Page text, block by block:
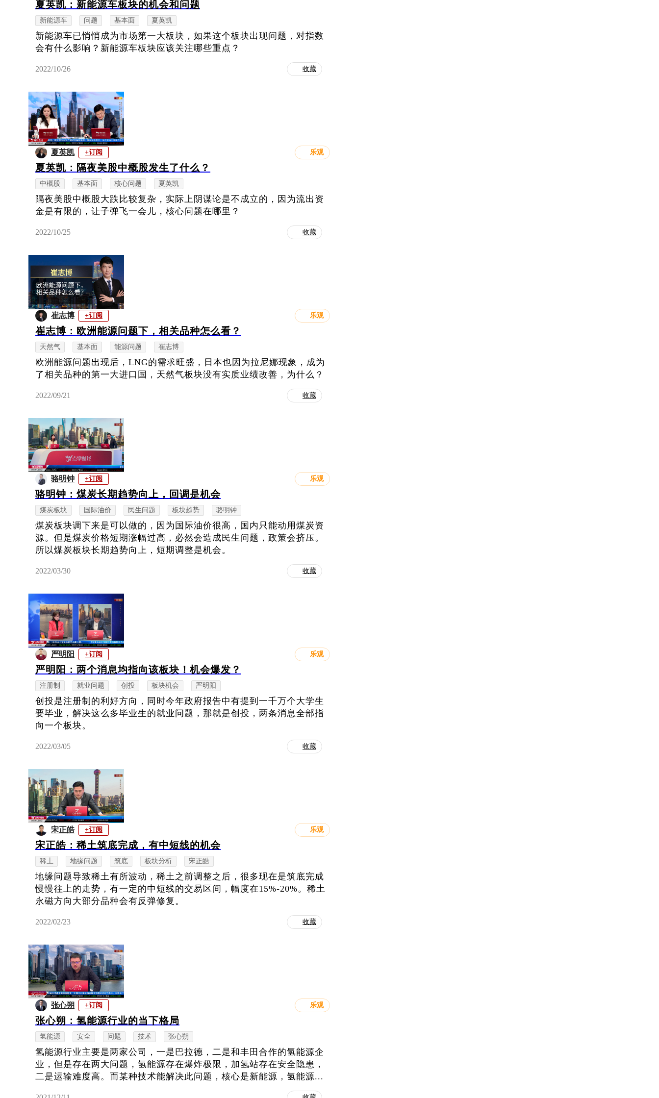
夏英凯：新能源车板块的机会和问题
新能源车 问题 基本面 夏英凯
新能源车已悄悄成为市场第一大板块，如果这个板块出现问题，对指数
会有什么影响？新能源车板块应该关注哪些重点？
2022/10/26 收藏
夏英凯 +订阅 乐观
夏英凯：隔夜美股中概股发生了什么？
中概股 基本面 核心问题 夏英凯
隔夜美股中概股大跌比较复杂，实际上阴谋论是不成立的，因为流出资
金是有限的，让子弹飞一会儿，核心问题在哪里？
2022/10/25 收藏
崔志博 +订阅 乐观
崔志博：欧洲能源问题下，相关品种怎么看？
天然气 基本面 能源问题 崔志博
欧洲能源问题出现后，LNG的需求旺盛，日本也因为拉尼娜现象，成为
了相关品种的第一大进口国，天然气板块没有实质业绩改善，为什么？
2022/09/21 收藏
骆明钟 +订阅 乐观
骆明钟：煤炭长期趋势向上，回调是机会
煤炭板块 国际油价 民生问题 板块趋势 骆明钟
煤炭板块调下来是可以做的，因为国际油价很高，国内只能动用煤炭资
源。但是煤炭价格短期涨幅过高，必然会造成民生问题，政策会挤压。
所以煤炭板块长期趋势向上，短期调整是机会。
2022/03/30 收藏
严明阳 +订阅 乐观
严明阳：两个消息均指向该板块！机会爆发？
注册制 就业问题 创投 板块机会 严明阳
创投是注册制的利好方向，同时今年政府报告中有提到一千万个大学生
要毕业，解决这么多毕业生的就业问题，那就是创投，两条消息全部指
向一个板块。
2022/03/05 收藏
宋正皓 +订阅 乐观
宋正皓：稀土筑底完成，有中短线的机会
稀土 地缘问题 筑底 板块分析 宋正皓
地缘问题导致稀土有所波动，稀土之前调整之后，很多现在是筑底完成
慢慢往上的走势，有一定的中短线的交易区间，幅度在15%-20%。稀土
永磁方向大部分品种会有反弹修复。
2022/02/23 收藏
张心朔 +订阅 乐观
张心朔：氢能源行业的当下格局
氢能源 安全 问题 技术 张心朔
氢能源行业主要是两家公司，一是巴拉德，二是和丰田合作的氢能源企
业，但是存在两大问题，氢能源存在爆炸极限，加氢站存在安全隐患，
二是运输难度高。而某种技术能解决此问题，核心是新能源，氢能源...